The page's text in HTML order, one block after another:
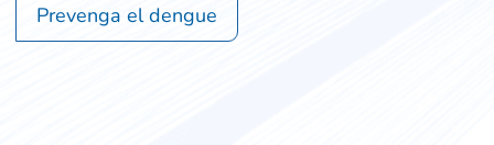
Prevenga el dengue